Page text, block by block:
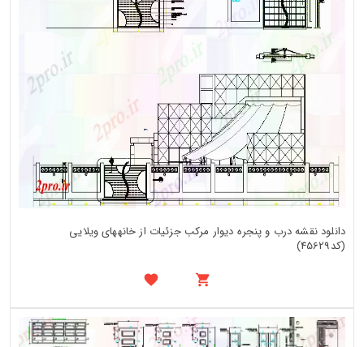
دانلود نقشه درب و پنجره دیوار مرکب جزئیات از خانههای ویلایی
(کد45629)